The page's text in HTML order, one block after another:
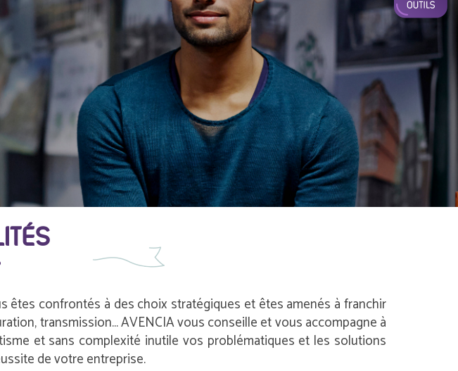
confrontés à des choix stratégiques et êtes amenés à franchir
transmission… AVENCIA vous conseille et vous accompagne à
et sans complexité inutile vos problématiques et les solutions
de votre entreprise.